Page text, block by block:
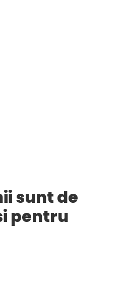
sunt de
pentru